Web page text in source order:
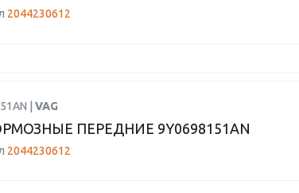
2044230612
| VAG
ПЕРЕДНИЕ 9Y0698151AN
2044230612